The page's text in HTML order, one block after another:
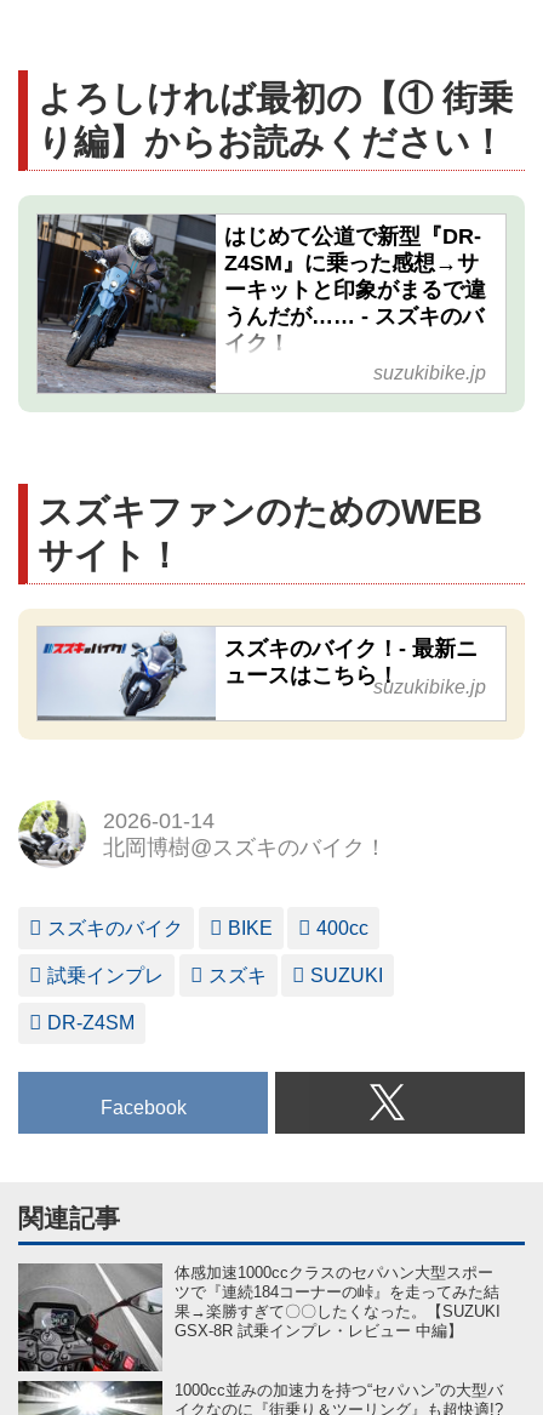
よろしければ最初の【① 街乗
り編】からお読みください！
はじめて公道で新型『DR-
Z4SM』に乗った感想→サ
ーキットと印象がまるで違
うんだが…… - スズキのバ
イク！
suzukibike.jp
スズキファンのためのWEB
サイト！
スズキのバイク！- 最新ニ
ュースはこちら！suzukibike.jp
2026-01-14
北岡博樹@スズキのバイク！
スズキのバイク BIKE 400cc
試乗インプレ スズキ SUZUKI
DR-Z4SM
Facebook
関連記事
体感加速1000ccクラスのセパハン大型スポー
ツで『連続184コーナーの峠』を走ってみた結
果→楽勝すぎて〇〇したくなった。【SUZUKI
GSX-8R 試乗インプレ・レビュー 中編】
1000cc並みの加速力を持つ“セパハン”の大型バ
イクなのに『街乗り＆ツーリング』も超快適!?